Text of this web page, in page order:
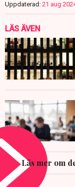
Uppdaterad: 21 aug
LÄS ÄVEN
Läs mer om